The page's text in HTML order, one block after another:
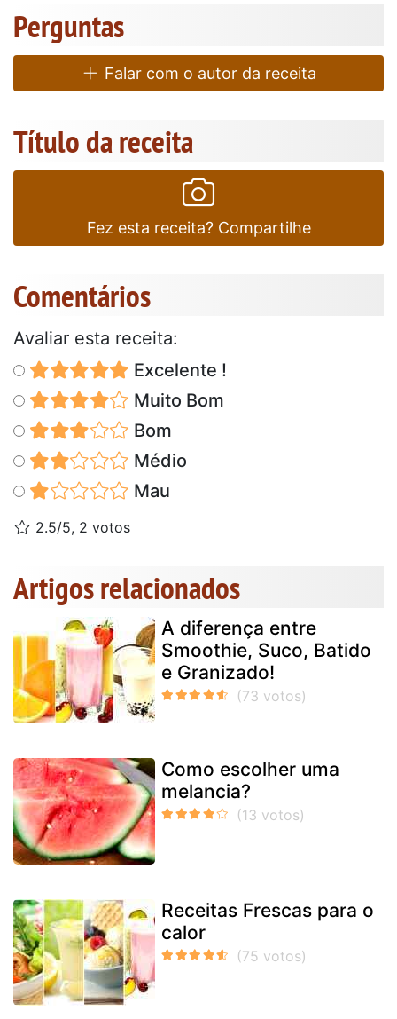
Perguntas
Falar com o autor da receita
Título da receita
Fez esta receita? Compartilhe
Comentários
Avaliar esta receita:
Excelente !
Muito Bom
Bom
Médio
Mau
2.5/5, 2 votos
Artigos relacionados
A diferença entre
Smoothie, Suco, Batido
e Granizado!
Como escolher uma
melancia?
Receitas Frescas para o
calor